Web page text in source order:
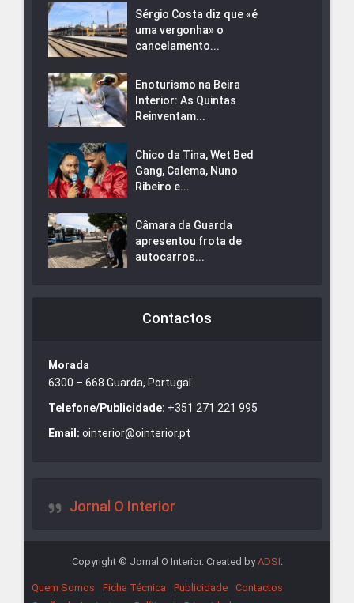
Sérgio Costa diz que «é
uma vergonha» o
cancelamento...
Enoturismo na Beira
Interior: As Quintas
Reinventam...
Chico da Tina, Wet Bed
Gang, Calema, Nuno
Ribeiro e...
Câmara da Guarda
apresentou frota de
autocarros...
Contactos
Morada
6300 – 668 Guarda, Portugal
Telefone/Publicidade: +351 271 221 995
Email: ointerior@ointerior.pt
Jornal O Interior
Copyright © Jornal O Interior. Created byADSI
Quem Somos Ficha Técnica Publicidade
Contactos